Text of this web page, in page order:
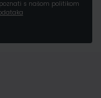
s našom politikom